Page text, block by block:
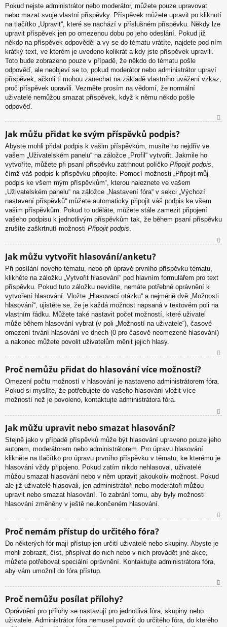
u
Pokud nejste administrátor nebo moderátor, můžete pouze upravovat
nebo mazat svoje vlastní příspěvky. Příspěvek můžete upravit po kliknutí
na tlačítko „Upravit“, které se nachází v příslušném příspěvku. Někdy lze
upravit příspěvek jen po omezenou dobu po jeho odeslání. Pokud již
někdo na příspěvek odpověděl a vy se do tématu vrátíte, najdete pod ním
krátký text, ve kterém je uvedeno kolikrát a kdy jste příspěvek upravili.
Toto bude zobrazeno pouze v případě, že někdo do tématu pošle
odpověď, ale neobjeví se to, pokud moderátor nebo administrátor upraví
příspěvek, ačkoli ti mohou zanechat na základě vlastního uvážení vzkaz,
proč příspěvek upravili. Vezměte prosím na vědomí, že normální
uživatelé nemůžou smazat příspěvek, když k němu někdo pošle
odpověď.
Jak můžu přidat ke svým příspěvků podpis?
Abyste mohli přidat podpis k vašim příspěvkům, musíte ho nejdřív ve
vašem „Uživatelském panelu“ na záložce „Profil“ vytvořit. Jakmile ho
vytvoříte, můžete při psaní příspěvku zatrhnout políčko Připojit podpis,
čímž váš podpis k příspěvku připojíte. Pomocí možnosti „Připojit můj
podpis ke všem mým příspěvkům“, kterou naleznete ve vašem
„Uživatelském panelu“ na záložce „Nastavení fóra“ v sekci „Výchozí
nastavení příspěvků“ můžete automaticky připojit váš podpis ke všem
vašim příspěvkům. Pokud to uděláte, můžete stále zamezit připojení
vašeho podpisu k jednotlivým příspěvkům tak, že během psaní příspěvku
zrušíte zaškrtnutí možnosti Připojit podpis.
u
Jak můžu vytvořit hlasování/anketu?
Při posílání nového tématu, nebo při úpravě prvního příspěvku tématu,
klikněte na záložku „Vytvořit hlasování“ pod hlavním formulářem pro text
příspěvku. Pokud tuto záložku nevidíte, nemáte potřebné oprávnění k
vytvoření hlasování. Vložte „Hlasovací otázku“ a nejméně dvě „Možnosti
hlasování“, ujistěte se, že je každá možnost napsaná v textovém poli na
vlastním řádku. Můžete také nastavit počet možností, které uživatel
může během hlasování vybrat (v poli „Možností na uživatele“), časové
omezení trvání hlasování ve dnech (0 pro časově neomezené hlasování)
a nakonec můžete povolit uživatelům měnit jejich hlasy.
or
Proč nemůžu přidat do hlasování více možností?
Omezení počtu možností v hlasování je nastaveno administrátorem fóra.
Pokud si myslíte, že potřebujete do vašeho hlasování vložit více
možností než je povoleno, kontaktujte administrátora fóra.
or
Jak můžu upravit nebo smazat hlasování?
Stejně jako v případě příspěvků může být hlasování upraveno pouze jeho
autorem, moderátorem nebo administrátorem. Pro úpravu hlasování
klikněte na tlačítko pro úpravu prvního příspěvku v tématu, ke kterému je
hlasování vždy připojeno. Pokud zatím nikdo nehlasoval, uživatelé
můžou smazat hlasování nebo v něm upravit jakoukoliv možnost. Pokud
ale již uživatelé hlasovali, jen administrátoři nebo moderátoři můžou
upravit nebo smazat hlasování. To zabrání tomu, aby byly možnosti
hlasování změněny v ještě neukončeném hlasování.
or
Proč nemám přístup do určitého fóra?
Do některých fór mají přístup jen určití uživatelé nebo skupiny. Abyste je
mohli zobrazit, číst, přispívat do nich nebo v nich provádět jiné akce,
můžete potřebovat speciální oprávnění. Kontaktujte administrátora fóra,
aby vám umožnil do fóra přístup.
u
Proč nemůžu posílat přílohy?
Oprávnění pro přílohy se nastavují pro jednotlivá fóra, skupiny nebo
uživatele. Administrátor fóra nemusel povolit do určitého fóra, do kterého